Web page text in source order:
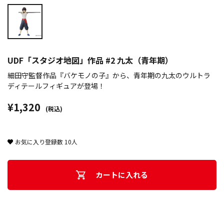
UDF「スタジオ地図」作品 #2 九太（青年期）
細田守監督作品『バケモノの子』から、青年期の九太のウルトラ
ディテールフィギュアが登場！
¥1,320 (税込)
お気に入り登録数 10人
カートに入れる